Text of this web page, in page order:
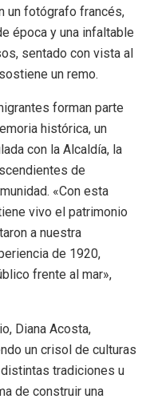
un fotógrafo francés,
época y una infaltable
sentado con vista al
un remo.
forman parte
histórica, un
con la Alcaldía, la
de
«Con esta
vivo el patrimonio
a nuestra
de 1920,
frente al mar»,
Diana Acosta,
un crisol de culturas
tradiciones u
de construir una